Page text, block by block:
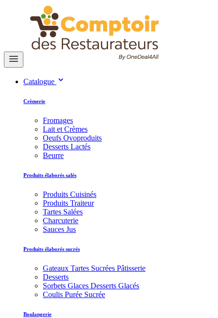
Catalogue
Crèmerie
Fromages
Lait et Crèmes
Oeufs Ovoproduits
Desserts Lactés
Beurre
Produits élaborés salés
Produits Cuisinés
Produits Traiteur
Tartes Salées
Charcuterie
Sauces Jus
Produits élaborés sucrés
Gateaux Tartes Sucrées Pâtisserie
Desserts
Sorbets Glaces Desserts Glacés
Coulis Purée Sucrée
Boulangerie